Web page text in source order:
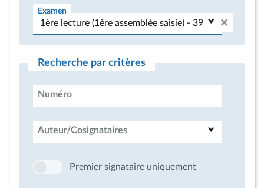
Examen
Recherche par critères
Numéro
Auteur/Cosignataires
Premier signataire uniquement